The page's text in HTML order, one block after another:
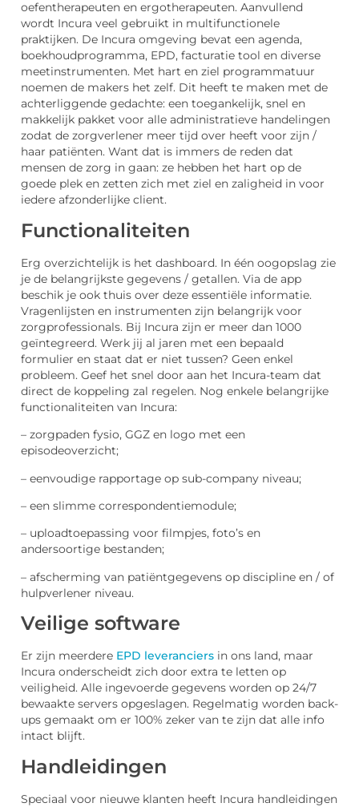
oefentherapeuten en ergotherapeuten. Aanvullend
wordt Incura veel gebruikt in multifunctionele
praktijken. De Incura omgeving bevat een agenda,
boekhoudprogramma, EPD, facturatie tool en diverse
meetinstrumenten. Met hart en ziel programmatuur
noemen de makers het zelf. Dit heeft te maken met de
achterliggende gedachte: een toegankelijk, snel en
makkelijk pakket voor alle administratieve handelingen
zodat de zorgverlener meer tijd over heeft voor zijn /
haar patiënten. Want dat is immers de reden dat
mensen de zorg in gaan: ze hebben het hart op de
goede plek en zetten zich met ziel en zaligheid in voor
iedere afzonderlijke client.
Functionaliteiten
Erg overzichtelijk is het dashboard. In één oogopslag zie
je de belangrijkste gegevens / getallen. Via de app
beschik je ook thuis over deze essentiële informatie.
Vragenlijsten en instrumenten zijn belangrijk voor
zorgprofessionals. Bij Incura zijn er meer dan 1000
geïntegreerd. Werk jij al jaren met een bepaald
formulier en staat dat er niet tussen? Geen enkel
probleem. Geef het snel door aan het Incura-team dat
direct de koppeling zal regelen. Nog enkele belangrijke
functionaliteiten van Incura:
– zorgpaden fysio, GGZ en logo met een
episodeoverzicht;
– eenvoudige rapportage op sub-company niveau;
– een slimme correspondentiemodule;
– uploadtoepassing voor filmpjes, foto’s en
andersoortige bestanden;
– afscherming van patiëntgegevens op discipline en / of
hulpverlener niveau.
Veilige software
Er zijn meerdere EPD leveranciers in ons land, maar
Incura onderscheidt zich door extra te letten op
veiligheid. Alle ingevoerde gegevens worden op 24/7
bewaakte servers opgeslagen. Regelmatig worden back-
ups gemaakt om er 100% zeker van te zijn dat alle info
intact blijft.
Handleidingen
Speciaal voor nieuwe klanten heeft Incura handleidingen